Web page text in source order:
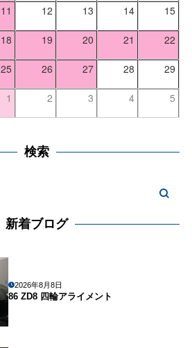
11 12 13 14 15
18 19 20 21 22
25 26 27 28 29
1 2 3 4 5
検索
新着ブログ
2026年8月8日
86 ZD8 四輪アライメント